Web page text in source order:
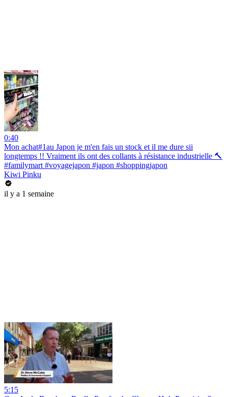
0:40
Mon achat#1au Japon je m'en fais un stock et il me dure sii
longtemps !! Vraiment ils ont des collants à résistance industrielle 🔨
#familymart #voyagejapon #japon #shoppingjapon
Kiwi Pinku
il y a 1 semaine
5:15